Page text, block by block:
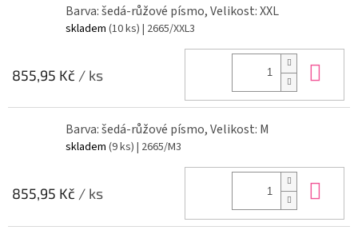
Barva: šedá-růžové písmo, Velikost: XXL
skladem (10 ks) | 2665/XXL3
855,95 Kč / ks
Barva: šedá-růžové písmo, Velikost: M
skladem (9 ks) | 2665/M3
855,95 Kč / ks